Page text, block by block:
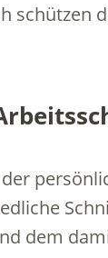
schützen
dem